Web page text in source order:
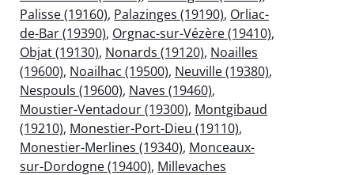
Palisse (19160), Palazinges (19190), Orliac-
de-Bar (19390), Orgnac-sur-Vézère (19410),
Objat (19130), Nonards (19120), Noailles
(19600), Noailhac (19500), Neuville (19380),
Nespouls (19600), Naves (19460),
Moustier-Ventadour (19300), Montgibaud
(19210), Monestier-Port-Dieu (19110),
Monestier-Merlines (19340), Monceaux-
sur-Dordogne (19400), Millevaches